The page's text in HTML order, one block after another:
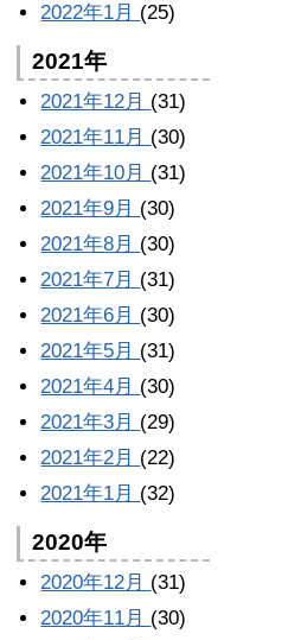
2022年1月 (25)
2021年
2021年12月 (31)
2021年11月 (30)
2021年10月 (31)
2021年9月 (30)
2021年8月 (30)
2021年7月 (31)
2021年6月 (30)
2021年5月 (31)
2021年4月 (30)
2021年3月 (29)
2021年2月 (22)
2021年1月 (32)
2020年
2020年12月 (31)
2020年11月 (30)